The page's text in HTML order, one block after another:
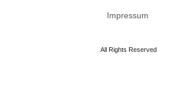
Impressum
All Rights Reserved